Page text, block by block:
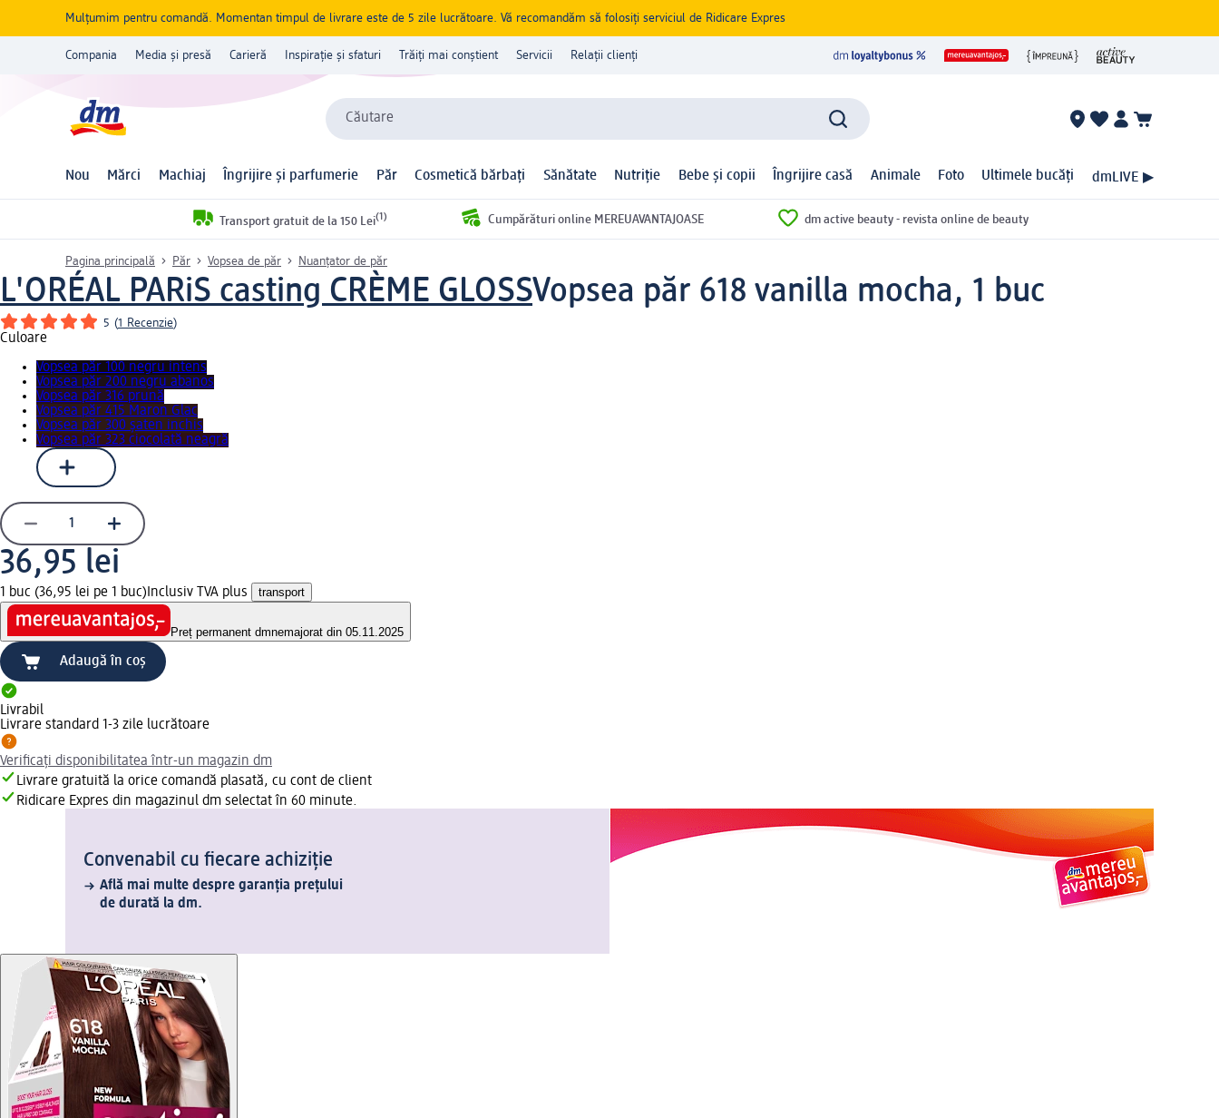
Mulțumim pentru comandă. Momentan timpul de livrare este de 5 zile lucrătoare. Vă recomandăm să folosiți serviciul de Ridicare Expres
Compania Media și presă Carieră Inspirație și sfaturi Trăiți mai conștient Servicii Relații clienți
Căutare
Nou Mărci Machiaj Îngrijire și parfumerie Păr Cosmetică bărbați Sănătate Nutriție Bebe și copii Îngrijire casă Animale Foto Ultimele bucăți dmLIVE ▶
Transport gratuit de la 150 Lei(1) Cumpărături online MEREUAVANTAJOASE dm active beauty - revista online de beauty
Pagina principală Păr Vopsea de păr Nuanțator de păr
L'ORÉAL PARiS casting CRÈME GLOSSVopsea păr 618 vanilla mocha, 1 buc
5 (1 Recenzie)
Culoare
Vopsea păr 100 negru intens
Vopsea păr 200 negru abanos
Vopsea păr 316 prună
Vopsea păr 415 Maron Glac
Vopsea păr 300 şaten inchis
Vopsea păr 323 ciocolată neagră
36,95 lei
1 buc (36,95 lei pe 1 buc) Inclusiv TVA plus transport
Preț permanent dmnemajorat din 05.11.2025
Adaugă în coș
Livrabil
Livrare standard 1-3 zile lucrătoare
Verificați disponibilitatea într-un magazin dm
Livrare gratuită la orice comandă plasată, cu cont de client
Ridicare Expres din magazinul dm selectat în 60 minute.
Convenabil cu fiecare achiziție
Află mai multe despre garanția prețului
de durată la dm.